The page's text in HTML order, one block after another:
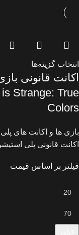
فیلتر بر اساس قیمت
انتخاب گزینه‌ها
is Strange: True
Colors
بازی ها و اکانت های
اکانت قانونی پلی